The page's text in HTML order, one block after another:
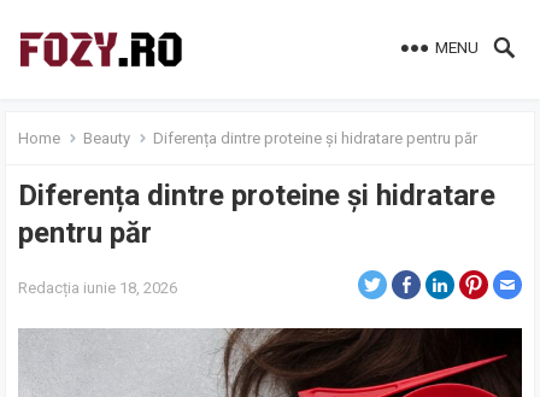
MENU
Home Beauty Diferența dintre proteine și hidratare pentru păr
Diferența dintre proteine și hidratare
pentru păr
Redacția iunie 18, 2026